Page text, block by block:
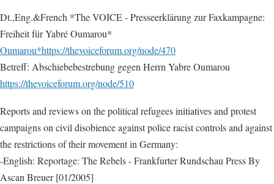
Dt.,Eng.&French *The VOICE - Presseerklärung zur Faxkampagne:
Freiheit für Yabré Oumarou*
Oumarou*https://thevoiceforum.org/node/470
Betreff: Abschiebebestrebung gegen Herrn Yabre Oumarou
https://thevoiceforum.org/node/510
Reports and reviews on the political refugees initiatives and protest
campaigns on civil disobience against police racist controls and against
the restrictions of their movement in Germany:
-English: Reportage: The Rebels - Frankfurter Rundschau Press By
Ascan Breuer [01/2005]